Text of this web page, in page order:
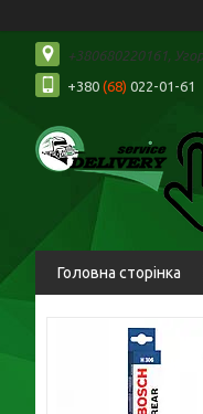
+380680220161,
+380 (68) 022-01-61
Головна сторінка